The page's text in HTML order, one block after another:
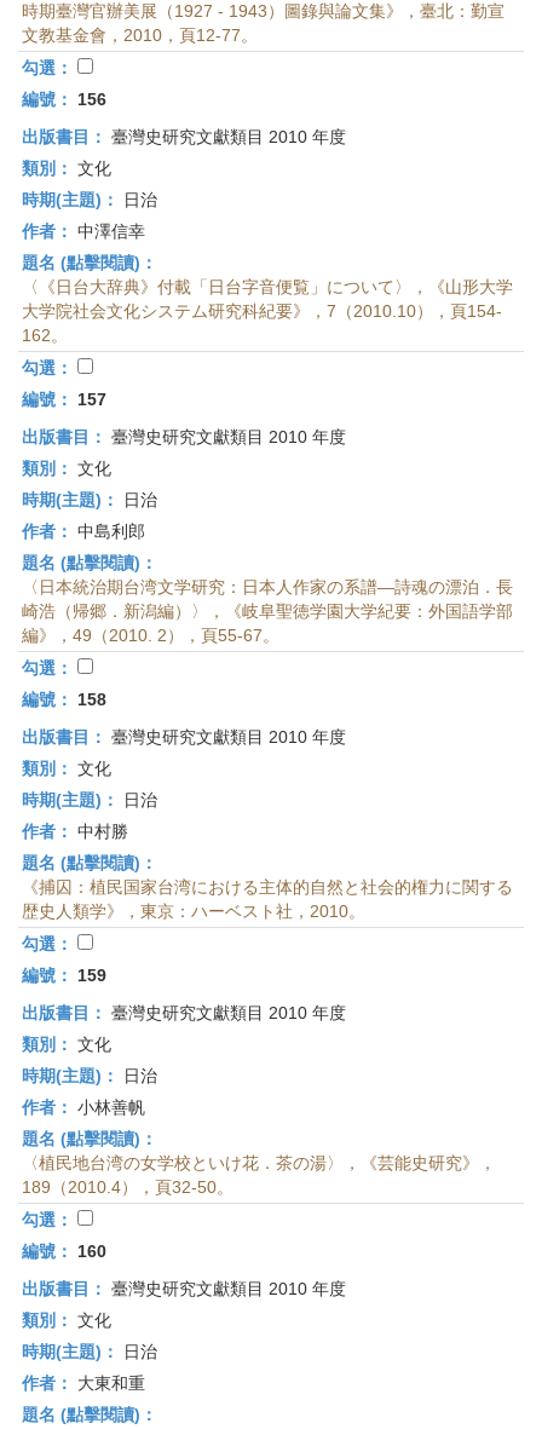
時期臺灣官辦美展（1927 - 1943）圖錄與論文集》，臺北：勤宣
文教基金會，2010，頁12-77。
勾選：
編號：
156
出版書目： 臺灣史研究文獻類目 2010 年度
類別： 文化
時期(主題)：
日治
作者： 中澤信幸
題名 (點擊閱讀)：
〈《日台大辞典》付載「日台字音便覧」について〉，《山形大学
大学院社会文化システム研究科紀要》，7（2010.10），頁154-
162。
勾選：
編號：
157
出版書目： 臺灣史研究文獻類目 2010 年度
類別： 文化
時期(主題)：
日治
作者： 中島利郎
題名 (點擊閱讀)：
〈日本統治期台湾文学研究：日本人作家の系譜—詩魂の漂泊．長
崎浩（帰郷．新潟編）〉，《岐阜聖徳学園大学紀要：外国語学部
編》，49（2010. 2），頁55-67。
勾選：
編號：
158
出版書目： 臺灣史研究文獻類目 2010 年度
類別： 文化
時期(主題)：
日治
作者： 中村勝
題名 (點擊閱讀)：
《捕囚：植民国家台湾における主体的自然と社会的権力に関する
歴史人類学》，東京：ハーベスト社，2010。
勾選：
編號：
159
出版書目： 臺灣史研究文獻類目 2010 年度
類別： 文化
時期(主題)：
日治
作者： 小林善帆
題名 (點擊閱讀)：
〈植民地台湾の女学校といけ花．茶の湯〉，《芸能史研究》，
189（2010.4），頁32-50。
勾選：
編號：
160
出版書目： 臺灣史研究文獻類目 2010 年度
類別： 文化
時期(主題)：
日治
作者：
大東和重
題名 (點擊閱讀)：